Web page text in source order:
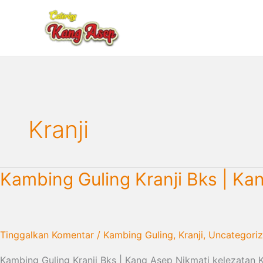
Kranji
Kambing Guling Kranji Bks |
Tinggalkan Komentar / Kambing Guling, Kranji,
Kambing Guling Kranji Bks | Kang Asep Nikmati
Kambing
Guling
|